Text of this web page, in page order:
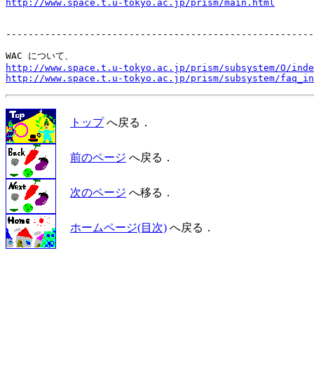
http://www.space.t.u-tokyo.ac.jp/prism/main.html
http://www.space.t.u-tokyo.ac.jp/prism/subsystem/O/
http://www.space.t.u-tokyo.ac.jp/prism/subsystem/
トップへ戻る．
前のページ へ戻る．
次のページ へ移る．
ホームページ(目次) へ戻る．